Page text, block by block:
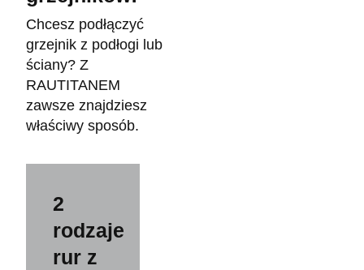
Chcesz podłączyć
grzejnik z podłogi lub
ściany? Z
RAUTITANEM
zawsze znajdziesz
właściwy sposób.
2
rodzaje
rur z